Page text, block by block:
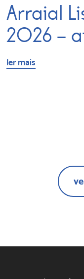
Arraial
2026 –
ler mais